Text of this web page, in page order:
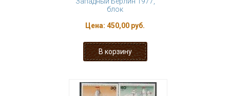
блок
Цена: 450,00 руб.